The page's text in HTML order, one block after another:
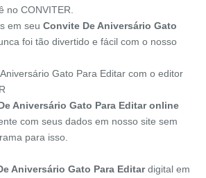
CONVITER.
em seu Convite De Aniversário Gato
foi tão divertido e fácil com o nosso
Gato Para Editar com o editor
Aniversário Gato Para Editar online
com seus dados em nosso site sem
para isso.
Aniversário Gato Para Editardigital em